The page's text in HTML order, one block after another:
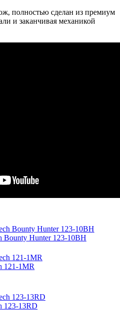
полностью сделан из премиум
и заканчивая механикой
Hunter 123-10BH
121-1MR
123-13RD